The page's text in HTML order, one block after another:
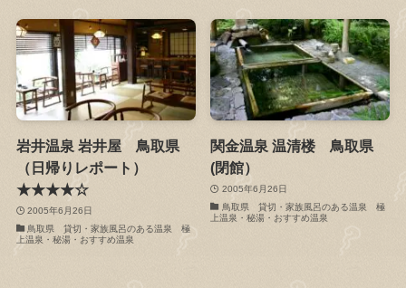
岩井温泉 岩井屋 鳥取県
（日帰りレポート）
★★★★☆
2005年6月26日
鳥取県 貸切・家族風呂のある温泉 極
上温泉・秘湯・おすすめ温泉
関金温泉 温清楼 鳥取県
(閉館）
2005年6月26日
鳥取県 貸切・家族風呂のある温泉 極
上温泉・秘湯・おすすめ温泉